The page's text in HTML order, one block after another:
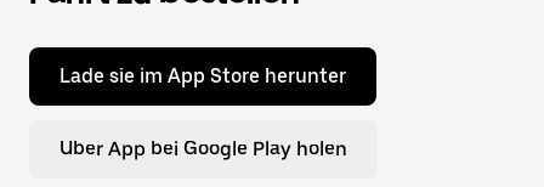
Lade sie im App Store herunter
Uber App bei Google Play holen